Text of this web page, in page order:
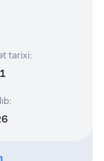
tarixi:
: